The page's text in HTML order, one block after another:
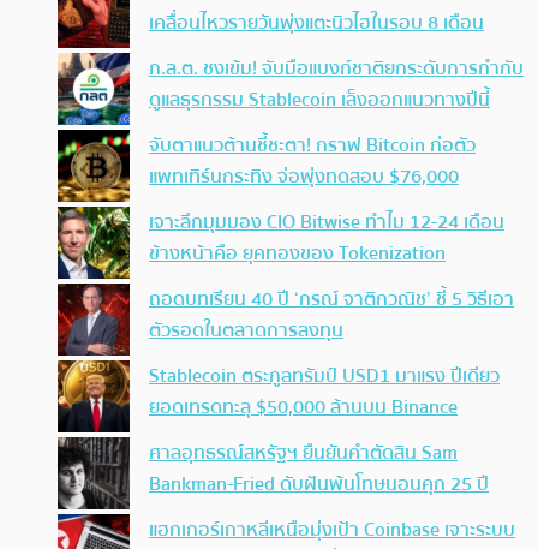
เคลื่อนไหวรายวันพุ่งแตะนิวไฮในรอบ 8 เดือน
ก.ล.ต. ชงเข้ม! จับมือแบงก์ชาติยกระดับการกำกับ
ดูแลธุรกรรม Stablecoin เล็งออกแนวทางปีนี้
จับตาแนวต้านชี้ชะตา! กราฟ Bitcoin ก่อตัว
แพทเทิร์นกระทิง จ่อพุ่งทดสอบ $76,000
เจาะลึกมุมมอง CIO Bitwise ทำไม 12-24 เดือน
ข้างหน้าคือ ยุคทองของ Tokenization
ถอดบทเรียน 40 ปี ‘กรณ์ จาติกวณิช’ ชี้ 5 วิธีเอา
ตัวรอดในตลาดการลงทุน
Stablecoin ตระกูลทรัมป์ USD1 มาแรง ปีเดียว
ยอดเทรดทะลุ $50,000 ล้านบน Binance
ศาลอุทธรณ์สหรัฐฯ ยืนยันคำตัดสิน Sam
Bankman-Fried ดับฝันพ้นโทษนอนคุก 25 ปี
แฮกเกอร์เกาหลีเหนือมุ่งเป้า Coinbase เจาะระบบ